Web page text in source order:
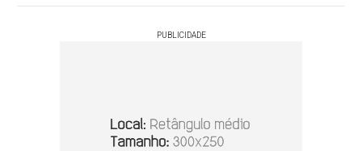
PUBLICIDADE